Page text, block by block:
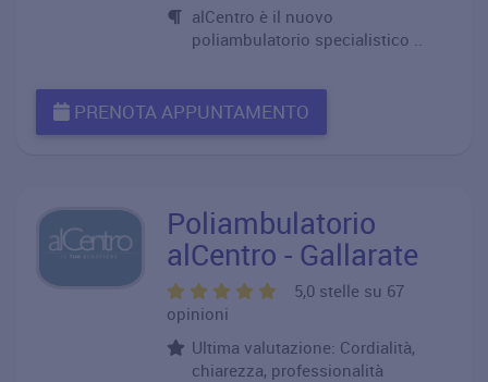
alCentro è il nuovo
poliambulatorio specialistico ..
PRENOTA APPUNTAMENTO
Poliambulatorio
alCentro - Gallarate
5,0 stelle su 67
opinioni
Ultima valutazione: Cordialità,
chiarezza, professionalità